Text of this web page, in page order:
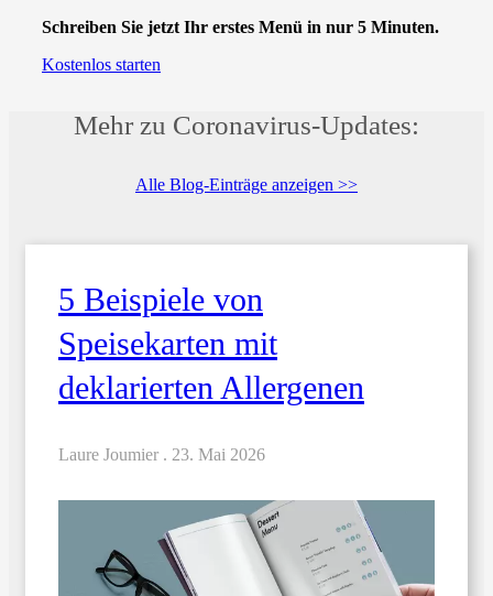
Schreiben Sie jetzt Ihr erstes Menü in nur 5 Minuten.
Kostenlos starten
Mehr zu Coronavirus-Updates:
Alle Blog-Einträge anzeigen >>
5 Beispiele von
Speisekarten mit
deklarierten Allergenen
Laure Joumier . 23. Mai 2026